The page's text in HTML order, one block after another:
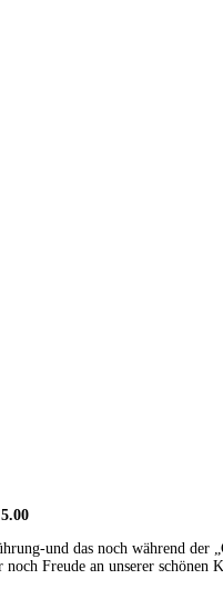
5.00
und das noch während der
Freude an unserer schönen